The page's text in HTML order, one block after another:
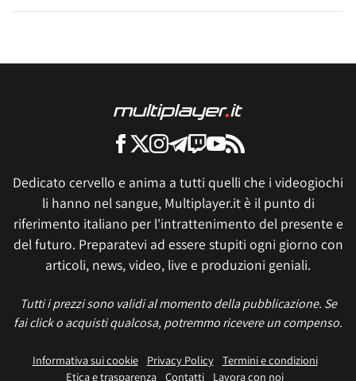
Dedicato cervello e anima a tutti quelli che i videogiochi
li hanno nel sangue, Multiplayer.it è il punto di
riferimento italiano per l'intrattenimento del presente e
del futuro. Preparatevi ad essere stupiti ogni giorno con
articoli, news, video, live e produzioni geniali.
Tutti i prezzi sono validi al momento della pubblicazione. Se
fai click o acquisti qualcosa, potremmo ricevere un compenso.
Informativa sui cookie Privacy Policy
Termini e condizioni
Etica e trasparenza Contatti Lavora con noi